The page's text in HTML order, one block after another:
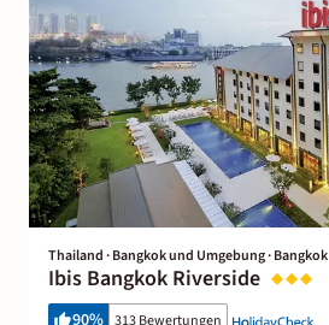
Thailand · Bangkok und Umgebung · Bangkok
Ibis Bangkok Riverside
90% 313 Bewertungen